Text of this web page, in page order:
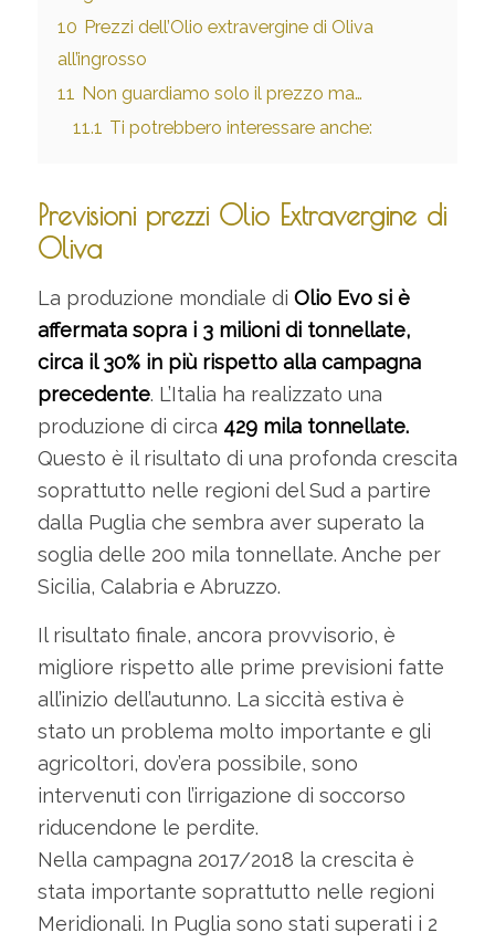
10 Prezzi dell’Olio extravergine di Oliva
all’ingrosso
11 Non guardiamo solo il prezzo ma…
11.1 Ti potrebbero interessare anche:
Previsioni prezzi Olio Extravergine di
Oliva
La produzione mondiale di Olio Evo si è
affermata sopra i 3 milioni di tonnellate,
circa il 30% in più rispetto alla campagna
precedente. L’Italia ha realizzato una
produzione di circa 429 mila tonnellate.
Questo è il risultato di una profonda crescita
soprattutto nelle regioni del Sud a partire
dalla Puglia che sembra aver superato la
soglia delle 200 mila tonnellate. Anche per
Sicilia, Calabria e Abruzzo.
Il risultato finale, ancora provvisorio, è
migliore rispetto alle prime previsioni fatte
all’inizio dell’autunno. La siccità estiva è
stato un problema molto importante e gli
agricoltori, dov’era possibile, sono
intervenuti con l’irrigazione di soccorso
riducendone le perdite.
Nella campagna 2017/2018 la crescita è
stata importante soprattutto nelle regioni
Meridionali. In Puglia sono stati superati i 2